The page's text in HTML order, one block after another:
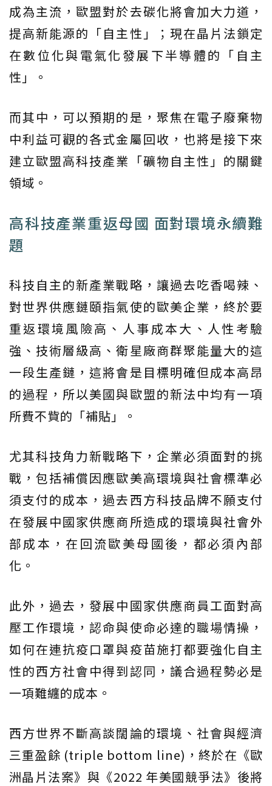
成為主流，歐盟對於去碳化將會加大力道，
提高新能源的「自主性」；現在晶片法鎖定
在數位化與電氣化發展下半導體的「自主
性」。
而其中，可以預期的是，聚焦在電子廢棄物
中利益可觀的各式金屬回收，也將是接下來
建立歐盟高科技產業「礦物自主性」的關鍵
領域。
高科技產業重返母國 面對環境永續難
題
科技自主的新產業戰略，讓過去吃香喝辣、
對世界供應鏈頤指氣使的歐美企業，終於要
重返環境風險高、人事成本大、人性考驗
強、技術層級高、衛星廠商群聚能量大的這
一段生產鏈，這將會是目標明確但成本高昂
的過程，所以美國與歐盟的新法中均有一項
所費不貲的「補貼」。
尤其科技角力新戰略下，企業必須面對的挑
戰，包括補償因應歐美高環境與社會標準必
須支付的成本，過去西方科技品牌不願支付
在發展中國家供應商所造成的環境與社會外
部成本，在回流歐美母國後，都必須內部
化。
此外，過去，發展中國家供應商員工面對高
壓工作環境，認命與使命必達的職場情操，
如何在連抗疫口罩與疫苗施打都要強化自主
性的西方社會中得到認同，議合過程勢必是
一項難纏的成本。
西方世界不斷高談闊論的環境、社會與經濟
三重盈餘 (triple bottom line)，終於在《歐
洲晶片法案》與《2022 年美國競爭法》後將